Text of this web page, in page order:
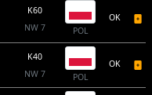
K60
NW 7
POL
OK
K40
NW 7
POL
OK